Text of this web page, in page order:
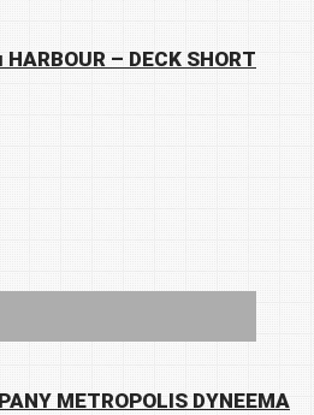
– DECK SHORT
METROPOLIS DYNEEMA